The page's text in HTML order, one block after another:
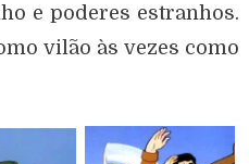
e poderes estranhos.
vilão às vezes como